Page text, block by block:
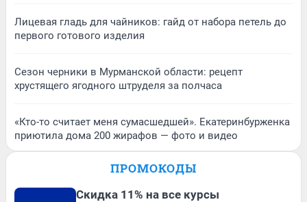
Лицевая гладь для чайников: гайд от набора петель до
первого готового изделия
Сезон черники в Мурманской области: рецепт
хрустящего ягодного штруделя за полчаса
«Кто-то считает меня сумасшедшей». Екатеринбурженка
приютила дома 200 жирафов — фото и видео
ПРОМОКОДЫ
Скидка 11% на все курсы